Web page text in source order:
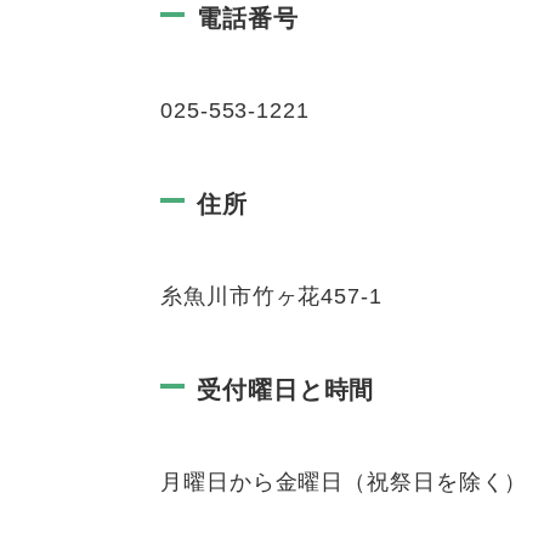
電話番号
025-553-1221
住所
糸魚川市竹ヶ花457-1
受付曜日と時間
月曜日から金曜日（祝祭日を除く